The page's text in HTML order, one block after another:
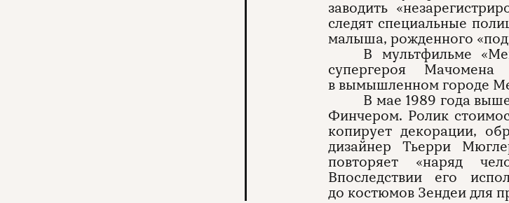
заводить
следят специальные
малыша, рожденного
В мультфильме
супергероя
в вымышленном городе
В мае 1989 года
Финчером. Ролик
копирует декорации,
дизайнер Тьерри
повторяет «наряд
Впоследствии его
до костюмов Зендеи для